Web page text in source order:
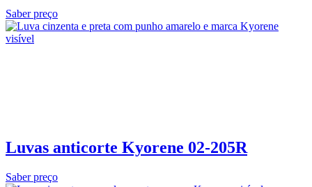
Saber preço
Luvas anticorte Kyorene 02‑205R
Saber preço